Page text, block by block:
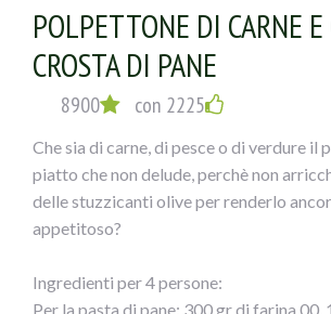
POLPETTONE DI CARNE
CROSTA DI PANE
8900 con 2225
Che sia di carne, di pesce o di verdure il
piatto che non delude, perchè non
delle stuzzicanti olive per renderlo
appetitoso?
Ingredienti per 4 persone:
Per la pasta di pane: 300 gr di farina 00,